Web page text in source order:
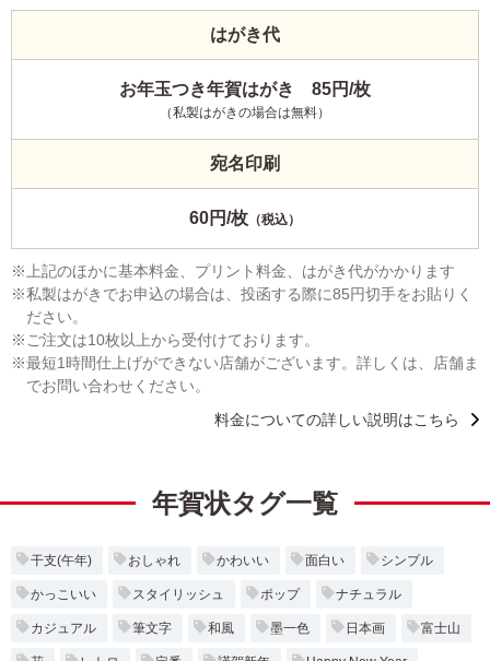
はがき代
お年玉つき年賀はがき 85円/枚
（私製はがきの場合は無料）
宛名印刷
60円/枚 （税込）
上記のほかに基本料金、プリント料金、はがき代がかかります
私製はがきでお申込の場合は、投函する際に85円切手をお貼りく
ださい。
ご注文は10枚以上から受付けております。
最短1時間仕上げができない店舗がございます。詳しくは、店舗ま
でお問い合わせください。
料金についての詳しい説明はこちら
年賀状タグ一覧
干支(午年) おしゃれ かわいい 面白い シンプル
かっこいい スタイリッシュ ポップ ナチュラル
カジュアル 筆文字 和風 墨一色 日本画 富士山